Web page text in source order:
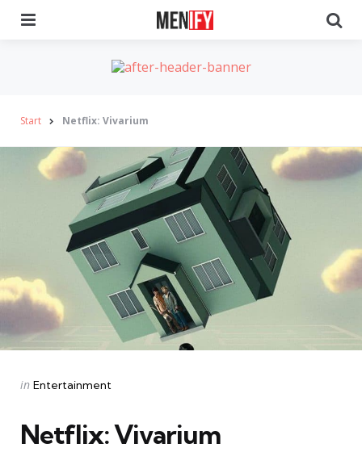
Start Netflix: Vivarium
Categories
Posted
in Entertainment
Netflix: Vivarium